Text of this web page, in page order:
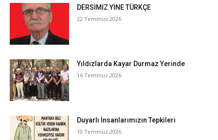
DERSİMİZ YİNE TÜRKÇE
22 Temmuz 2026
Yıldızlarda Kayar Durmaz Yerinde
16 Temmuz 2026
Duyarlı İnsanlarımızın Tepkileri
10 Temmuz 2026